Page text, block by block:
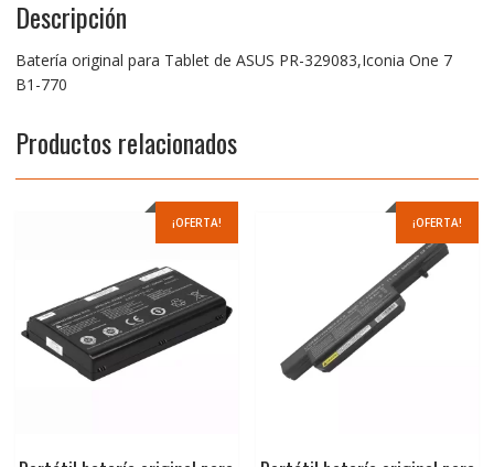
Descripción
Batería original para Tablet de ASUS PR-329083,Iconia One 7
B1-770
Productos relacionados
¡OFERTA! ¡OFERTA!